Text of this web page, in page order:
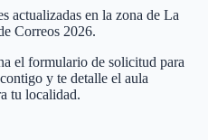
actualizadas en la zona de La
Correos 2026.
el formulario de solicitud para
y te detalle el aula
tu localidad.